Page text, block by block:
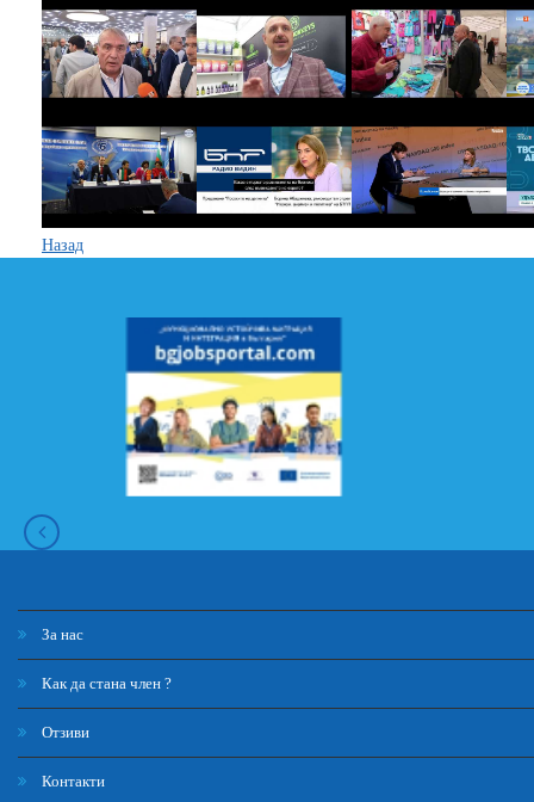
Назад
За нас
Как да стана член ?
Отзиви
Контакти